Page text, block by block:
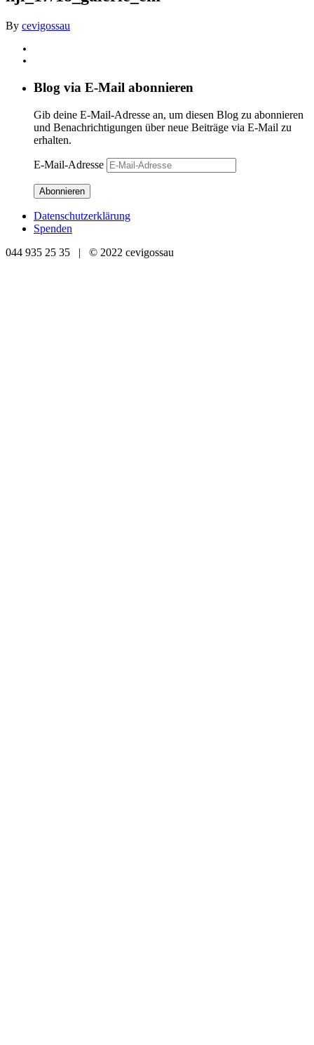
By cevigossau
Blog via E-Mail abonnieren
Gib deine E-Mail-Adresse an, um diesen Blog zu abonnieren
und Benachrichtigungen über neue Beiträge via E-Mail zu
erhalten.
E-Mail-Adresse
Abonnieren
Datenschutzerklärung
Spenden
044 935 25 35 | © 2022 cevigossau